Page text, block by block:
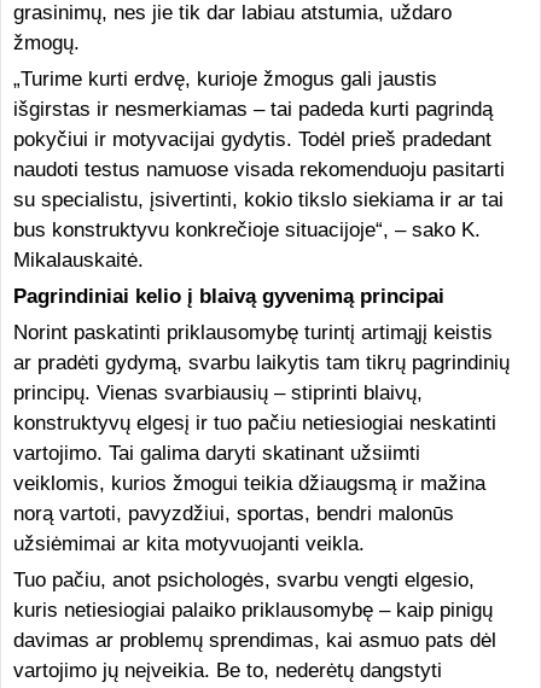
grasinimų, nes jie tik dar labiau atstumia, uždaro
žmogų.
„Turime kurti erdvę, kurioje žmogus gali jaustis
išgirstas ir nesmerkiamas – tai padeda kurti pagrindą
pokyčiui ir motyvacijai gydytis. Todėl prieš pradedant
naudoti testus namuose visada rekomenduoju pasitarti
su specialistu, įsivertinti, kokio tikslo siekiama ir ar tai
bus konstruktyvu konkrečioje situacijoje“, – sako K.
Mikalauskaitė.
Pagrindiniai kelio į blaivą gyvenimą principai
Norint paskatinti priklausomybę turintį artimąjį keistis
ar pradėti gydymą, svarbu laikytis tam tikrų pagrindinių
principų. Vienas svarbiausių – stiprinti blaivų,
konstruktyvų elgesį ir tuo pačiu netiesiogiai neskatinti
vartojimo. Tai galima daryti skatinant užsiimti
veiklomis, kurios žmogui teikia džiaugsmą ir mažina
norą vartoti, pavyzdžiui, sportas, bendri malonūs
užsiėmimai ar kita motyvuojanti veikla.
Tuo pačiu, anot psichologės, svarbu vengti elgesio,
kuris netiesiogiai palaiko priklausomybę – kaip pinigų
davimas ar problemų sprendimas, kai asmuo pats dėl
vartojimo jų neįveikia. Be to, nederėtų dangstyti